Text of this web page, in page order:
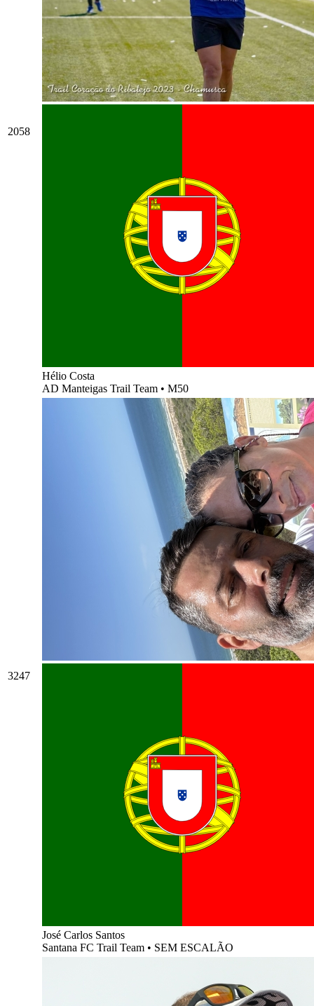
2058
Hélio Costa
AD Manteigas Trail Team • M50
3247
José Carlos Santos
Santana FC Trail Team • SEM ESCALÃO